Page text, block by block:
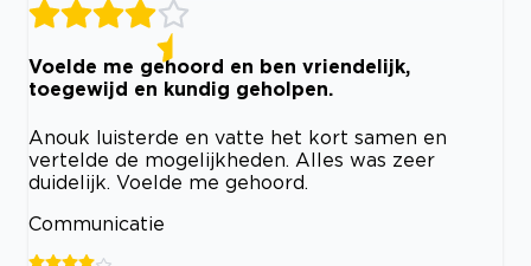
Voelde me gehoord en ben vriendelijk,
toegewijd en kundig geholpen.
Anouk luisterde en vatte het kort samen en
vertelde de mogelijkheden. Alles was zeer
duidelijk. Voelde me gehoord.
Communicatie